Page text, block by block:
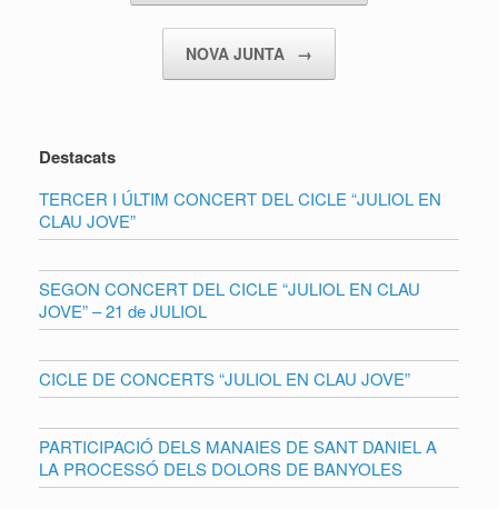
NOVA JUNTA →
Destacats
TERCER I ÚLTIM CONCERT DEL CICLE “JULIOL EN
CLAU JOVE”
SEGON CONCERT DEL CICLE “JULIOL EN CLAU
JOVE” – 21 de JULIOL
CICLE DE CONCERTS “JULIOL EN CLAU JOVE”
PARTICIPACIÓ DELS MANAIES DE SANT DANIEL A
LA PROCESSÓ DELS DOLORS DE BANYOLES